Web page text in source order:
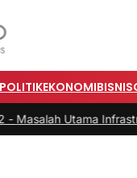
POLITIKEKONOMIBISNIS
Infrastruktur